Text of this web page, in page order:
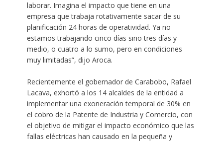
laborar. Imagina el impacto que tiene en una
empresa que trabaja rotativamente sacar de su
planificación 24 horas de operatividad. Ya no
estamos trabajando cinco días sino tres días y
medio, o cuatro a lo sumo, pero en condiciones
muy limitadas”, dijo Aroca.
Recientemente el gobernador de Carabobo, Rafael
Lacava, exhortó a los 14 alcaldes de la entidad a
implementar una exoneración temporal de 30% en
el cobro de la Patente de Industria y Comercio, con
el objetivo de mitigar el impacto económico que las
fallas eléctricas han causado en la pequeña y